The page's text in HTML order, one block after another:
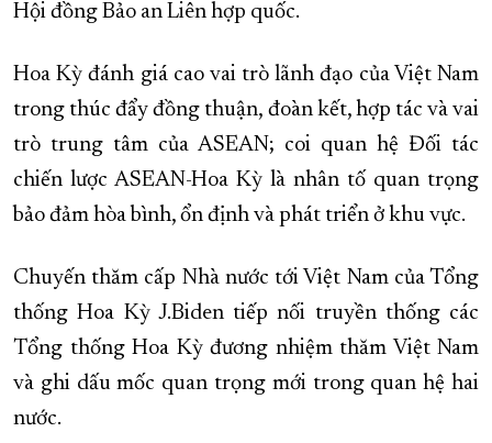
Hội đồng Bảo an Liên hợp quốc.
Hoa Kỳ đánh giá cao vai trò lãnh đạo của Việt Nam
trong thúc đẩy đồng thuận, đoàn kết, hợp tác và vai
trò trung tâm của ASEAN; coi quan hệ Đối tác
chiến lược ASEAN-Hoa Kỳ là nhân tố quan trọng
bảo đảm hòa bình, ổn định và phát triển ở khu vực.
Chuyến thăm cấp Nhà nước tới Việt Nam của Tổng
thống Hoa Kỳ J.Biden tiếp nối truyền thống các
Tổng thống Hoa Kỳ đương nhiệm thăm Việt Nam
và ghi dấu mốc quan trọng mới trong quan hệ hai
nước.